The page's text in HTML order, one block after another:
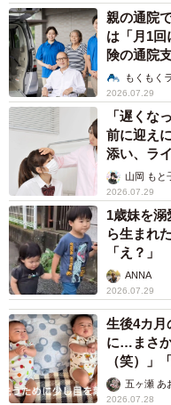
親の通院
は「月1
険の通院
もくもく
2026.07.29
「遅くな
前に迎え
添い、ラ
山岡 もと
2026.07.29
1歳妹を
ら生まれ
「え？」
ANNA
2026.07.29
生後4カ月
に…まさ
（笑）」
五ヶ瀬 あ
2026.07.28